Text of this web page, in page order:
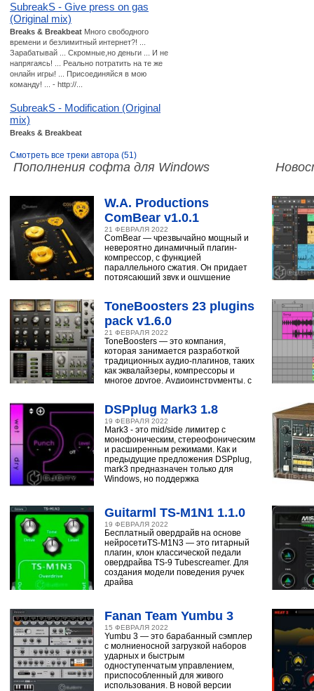
SubreakS - Give press on gas
(Original mix)
Breaks & Breakbeat Много свободного
времени и безлимитный интернет?! ...
Зарабатывай ... Скромные,но деньги ... И не
напрягаясь! ... Реально потратить на те же
онлайн игры! ... Присоединяйся в мою
команду! ... - http://...
SubreakS - Modification (Original
mix)
Breaks & Breakbeat
Смотреть все треки автора (51)
Пополнения софта для Windows
W.A. Productions
ComBear v1.0.1
21 ФЕВРАЛЯ 2022
ComBear — чрезвычайно мощный и
невероятно динамичный плагин-
компрессор, с функцией
параллельного сжатия. Он придает
потрясающий звук и ощущение
ToneBoosters 23 plugins
pack v1.6.0
21 ФЕВРАЛЯ 2022
ToneBoosters — это компания,
которая занимается разработкой
традиционных аудио-плагинов, таких
как эквалайзеры, компрессоры и
многое другое. Аудиоинструменты, с
DSPplug Mark3 1.8
19 ФЕВРАЛЯ 2022
Mark3 - это mid/side лимитер с
монофоническим, стереофоническим
и расширенным режимами. Как и
предыдущие предложения DSPplug,
mark3 предназначен только для
Windows, но поддержка
Guitarml TS-M1N1 1.1.0
19 ФЕВРАЛЯ 2022
Бесплатный овердрайв на основе
нейросетиTS-M1N3 — это гитарный
плагин, клон классической педали
овердрайва TS-9 Tubescreamer. Для
создания модели поведения ручек
драйва
Fanan Team Yumbu 3
15 ФЕВРАЛЯ 2022
Yumbu 3 — это барабанный сэмплер
с молниеносной загрузкой наборов
ударных и быстрым
одноступенчатым управлением,
приспособленный для живого
использования. В новой версии